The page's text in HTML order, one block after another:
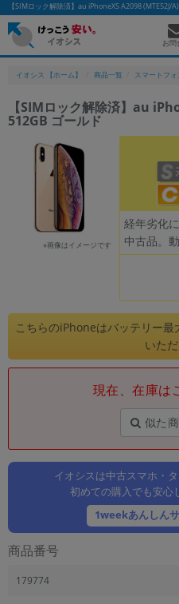
【SIMロック解除済】au iPhoneXS A2098
お問
イオシス 【ホーム】 商品一覧 スマートフォ
【SIMロック解除済】au
512GB ゴールド
※画像はイメージです
経年劣化
中古品。
こちらのiPhoneはバッテリー
いた
現在、在庫は
似た
イオシスは中古スマホ・
初めての購入でも安心
1weekあんしん
商品番号
179774
かんたんパソコン検
フリーワード
除外ワード
人気の検索ワード： Let's note EliteBookMacBook
「スマートフォン」「タブレット」など
シリーズ
商品シリーズ名・ブランド名の絞り込み。
「iPhone」「Xperia」「Galaxy」など
「Apple」「SONY」「SHARP」など
機能・特徴
商品の搭載機能による絞り込み
「5G対応」「防水」「ワンセグ」など
ランク
「新品」「未使用」「中古」など